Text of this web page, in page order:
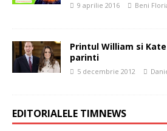
9 aprilie 2016 Beni
Printul William si
parinti
5 decembrie 2012
EDITORIALELE TIMNEWS